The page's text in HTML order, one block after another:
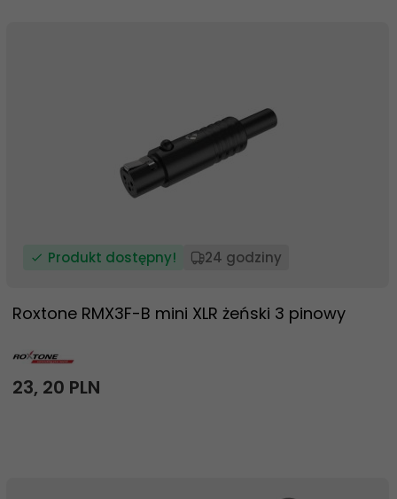
Produkt dostępny! 24 godziny
Roxtone RMX3F-B mini XLR żeński 3 pinowy
23, 20 PLN